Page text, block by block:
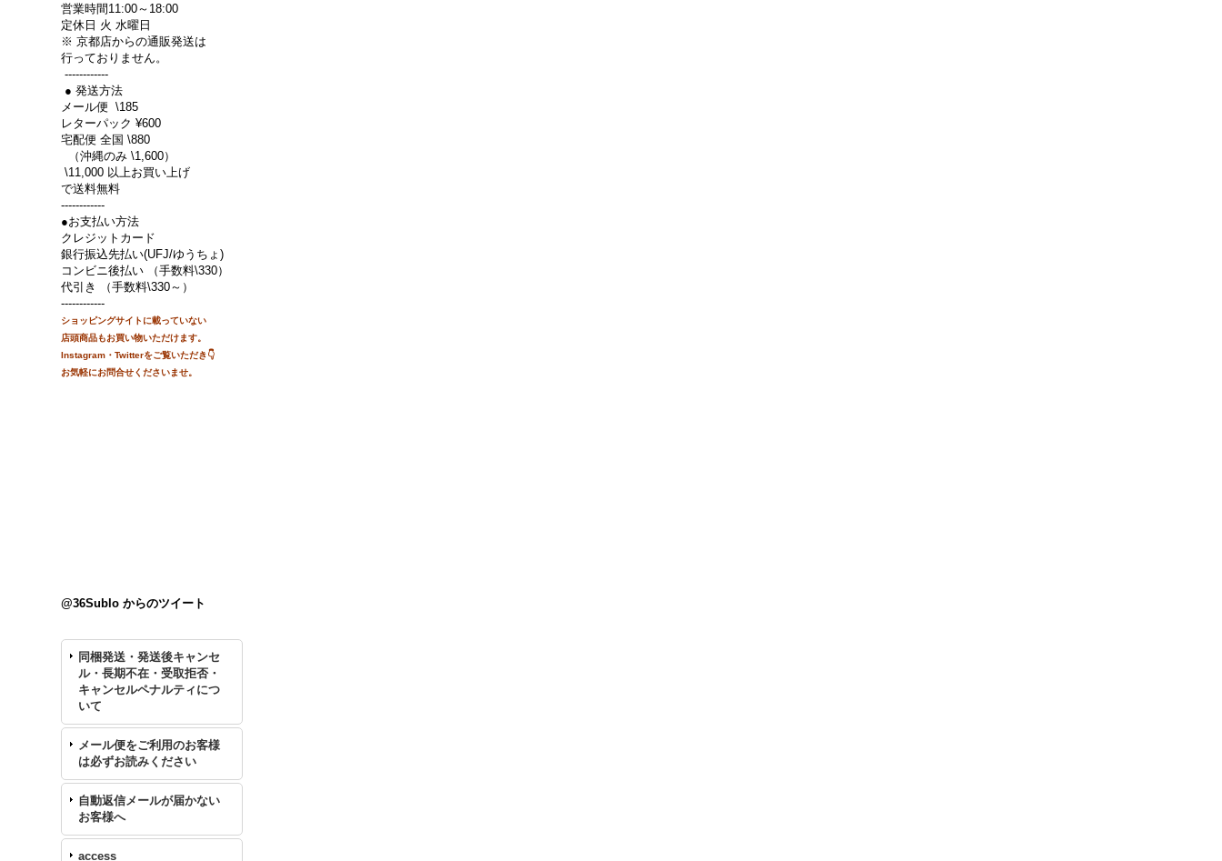
営業時間11:00～18:00
定休日 火 水曜日
※ 京都店からの通販発送は
行っておりません。
------------
● 発送方法
メール便 \185
レターパック ¥600
宅配便 全国 \880
（沖縄のみ \1,600）
\11,000 以上お買い上げ
で送料無料
------------
●お支払い方法
クレジットカード
銀行振込先払い(UFJ/ゆうちょ)
コンビニ後払い （手数料\330）
代引き （手数料\330～）
------------
ショッピングサイトに載っていない
店頭商品もお買い物いただけます。
Instagram・Twitterをご覧いただき👇
お気軽にお問合せくださいませ。
@36Sublo からのツイート
同梱発送・発送後キャンセ
ル・長期不在・受取拒否・
キャンセルペナルティにつ
いて
メール便をご利用のお客様
は必ずお読みください
自動返信メールが届かない
お客様へ
access